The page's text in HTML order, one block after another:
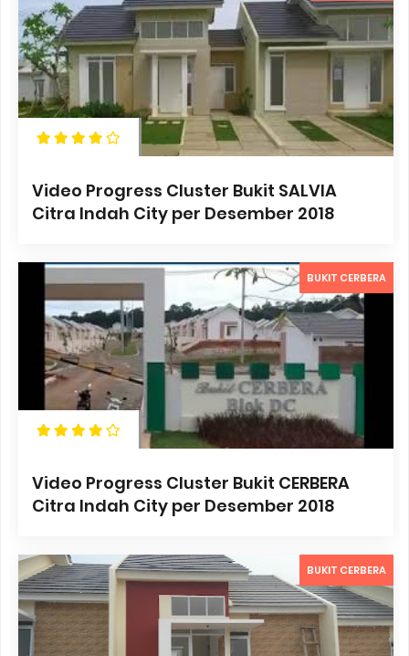
Video Progress Cluster Bukit SALVIA
Citra Indah City per Desember 2018
BUKIT CERBERA
Video Progress Cluster Bukit CERBERA
Citra Indah City per Desember 2018
BUKIT CERBERA